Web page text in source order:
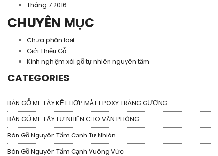
Tháng 7 2016
CHUYÊN MỤC
Chưa phân loại
Giới Thiệu Gỗ
Kinh nghiệm xài gỗ tự nhiên nguyên tấm
CATEGORIES
BÀN GỖ ME TÂY KẾT HỢP MẶT EPOXY TRÁNG GƯƠNG
BÀN GỖ ME TÂY TỰ NHIÊN CHO VĂN PHÒNG
Bàn Gỗ Nguyên Tấm Cạnh Tự Nhiên
Bàn Gỗ Nguyên Tấm Cạnh Vuông Vức